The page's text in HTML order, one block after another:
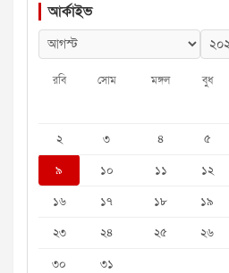
আর্কাইভ
রবি সোম মঙ্গল বুধ
২
৩ ৪ ৫
৯
১০ ১১ ১২
১৬
১৭ ১৮ ১৯
২৩
২৪ ২৫ ২৬
৩০
৩১